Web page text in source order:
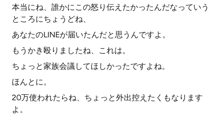
本当にね、誰かにこの怒り伝えたかったんだなっていう
ところにちょうどね、
あなたのLINEが届いたんだと思うんですよ。
もうかき殴りましたね、これは。
ちょっと家族会議してほしかったですよね。
ほんとに。
20万使われたらね、ちょっと外出控えたくもなります
よ。